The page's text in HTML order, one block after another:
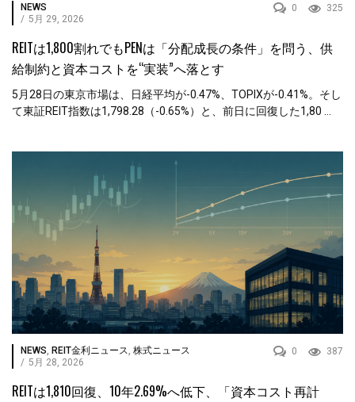
325
0
NEWS
/ 5月 29, 2026
REITは1,800割れでもPENは「分配成長の条件」を問う、供
給制約と資本コストを“実装”へ落とす
5月28日の東京市場は、日経平均が-0.47%、TOPIXが-0.41%。そし
て東証REIT指数は1,798.28（-0.65%）と、前日に回復した1,80 ...
387
0
NEWS, REIT金利ニュース, 株式ニュース
/ 5月 28, 2026
REITは1,810回復、10年2.69%へ低下、「資本コスト再計